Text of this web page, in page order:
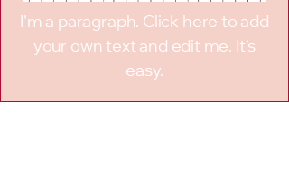
I'm a paragraph. Click here to add
your own text and edit me. It's
easy.